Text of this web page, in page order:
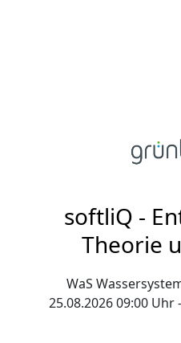
softliQ -
Theorie
WaS
25.08.2026 09:00 Uhr